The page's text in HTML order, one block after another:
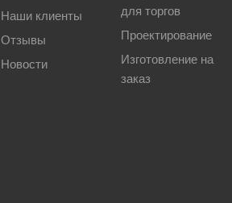
Наши клиенты
Отзывы
Новости
для торгов
Проектирование
Изготовление на
заказ